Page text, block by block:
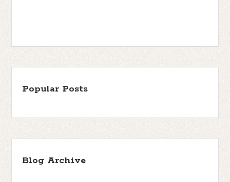
Popular Posts
Blog Archive